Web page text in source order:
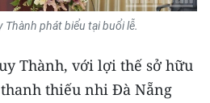
Thành phát biểu tại buổi lễ.
Thành, với lợi thế sở hữu
thiếu nhi Đà Nẵng